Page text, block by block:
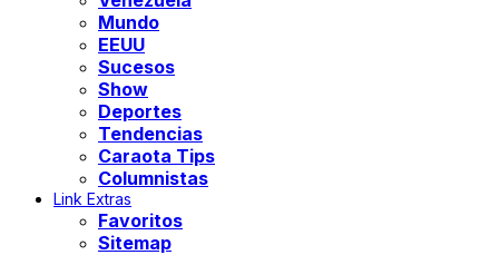
Mundo
EEUU
Sucesos
Show
Deportes
Tendencias
Caraota Tips
Columnistas
Link Extras
Favoritos
Sitemap